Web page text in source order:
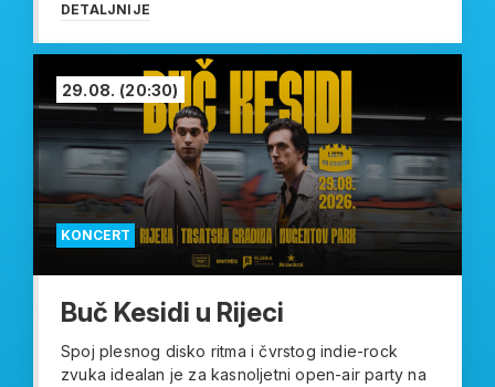
DETALJNIJE
KONCERT
29.08. (20:30)
Buč Kesidi u Rijeci
Spoj plesnog disko ritma i čvrstog indie-rock
zvuka idealan je za kasnoljetni open-air party na